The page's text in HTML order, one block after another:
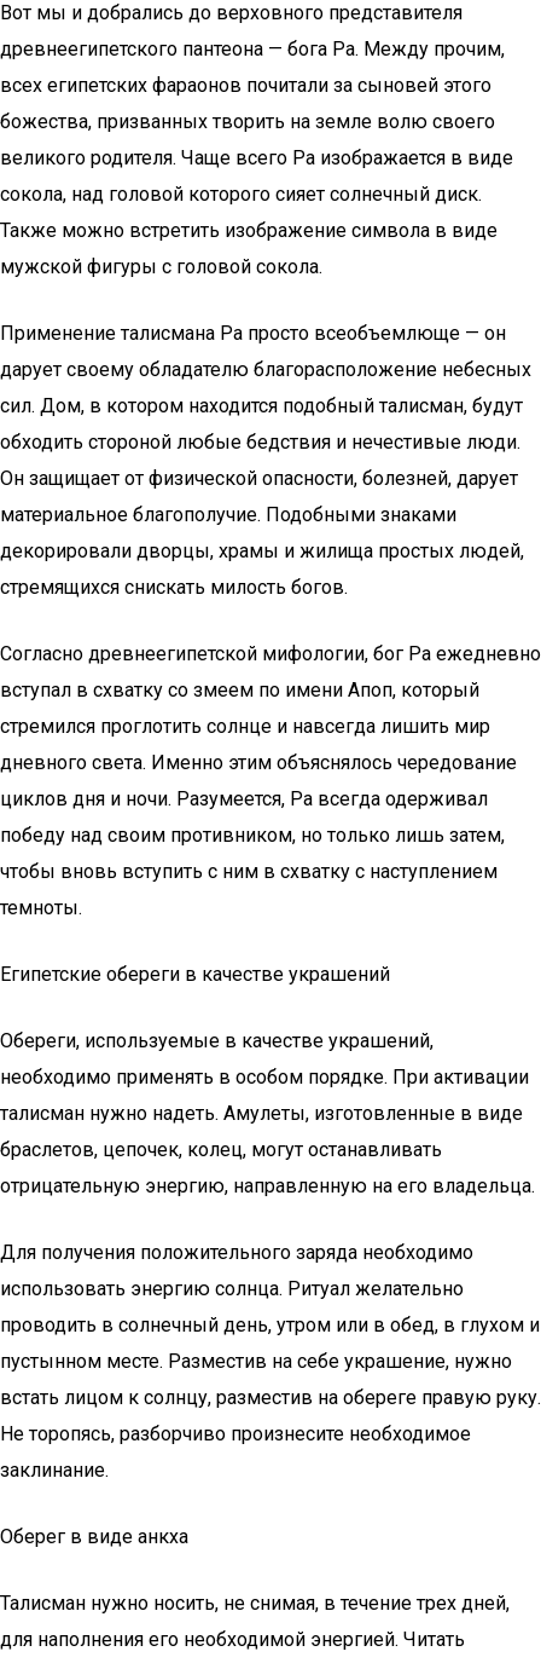
Вот мы и добрались до верховного представителя
древнеегипетского пантеона — бога Ра. Между прочим,
всех египетских фараонов почитали за сыновей этого
божества, призванных творить на земле волю своего
великого родителя. Чаще всего Ра изображается в виде
сокола, над головой которого сияет солнечный диск.
Также можно встретить изображение символа в виде
мужской фигуры с головой сокола.
Применение талисмана Ра просто всеобъемлюще — он
дарует своему обладателю благорасположение небесных
сил. Дом, в котором находится подобный талисман, будут
обходить стороной любые бедствия и нечестивые люди.
Он защищает от физической опасности, болезней, дарует
материальное благополучие. Подобными знаками
декорировали дворцы, храмы и жилища простых людей,
стремящихся снискать милость богов.
Согласно древнеегипетской мифологии, бог Ра ежедневно
вступал в схватку со змеем по имени Апоп, который
стремился проглотить солнце и навсегда лишить мир
дневного света. Именно этим объяснялось чередование
циклов дня и ночи. Разумеется, Ра всегда одерживал
победу над своим противником, но только лишь затем,
чтобы вновь вступить с ним в схватку с наступлением
темноты.
Египетские обереги в качестве украшений
Обереги, используемые в качестве украшений,
необходимо применять в особом порядке. При активации
талисман нужно надеть. Амулеты, изготовленные в виде
браслетов, цепочек, колец, могут останавливать
отрицательную энергию, направленную на его владельца.
Для получения положительного заряда необходимо
использовать энергию солнца. Ритуал желательно
проводить в солнечный день, утром или в обед, в глухом и
пустынном месте. Разместив на себе украшение, нужно
встать лицом к солнцу, разместив на обереге правую руку.
Не торопясь, разборчиво произнесите необходимое
заклинание.
Оберег в виде анкха
Талисман нужно носить, не снимая, в течение трех дней,
для наполнения его необходимой энергией. Читать